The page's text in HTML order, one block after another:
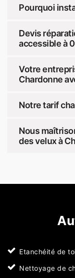
Pourquoi
Devis
accessible à
Votre
Chardonne
Notre tarif
Nous
des velux à
Etanchéité de
Nettoyage de